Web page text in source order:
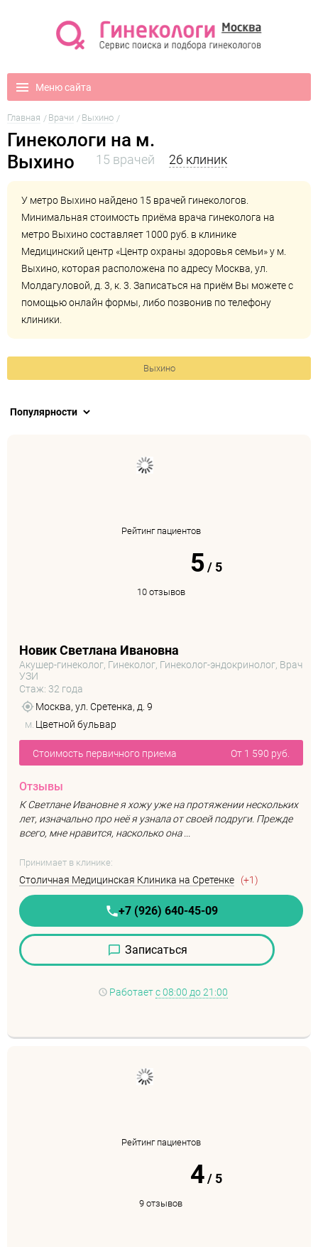
Меню сайта
Главная Врачи Выхино
Гинекологи на м.
Выхино
15 врачей 26 клиник
У метро Выхино найдено 15 врачей гинекологов.
Минимальная стоимость приёма врача гинеколога на
метро Выхино составляет 1000 руб. в клинике
Медицинский центр «Центр охраны здоровья семьи» у м.
Выхино, которая расположена по адресу Москва, ул.
Молдагуловой, д. 3, к. 3. Записаться на приём Вы можете с
помощью онлайн формы, либо позвонив по телефону
клиники.
Выхино
Рейтинг пациентов
5/5
10 отзывов
Новик Светлана Ивановна
Акушер-гинеколог, Гинеколог, Гинеколог-эндокринолог, Врач
УЗИ
Стаж: 32 года
Москва, ул. Сретенка, д. 9
м. Цветной бульвар
Стоимость первичного приема От 1 590 руб.
Отзывы
К Светлане Ивановне я хожу уже на протяжении нескольких
лет, изначально про неё я узнала от своей подруги. Прежде
всего, мне нравится, насколько она ...
Принимает в клинике:
Столичная Медицинская Клиника на Сретенке (+1)
+7 (926) 640-45-09
Записаться
Работает с 08:00 до 21:00
Рейтинг пациентов
4/5
9 отзывов